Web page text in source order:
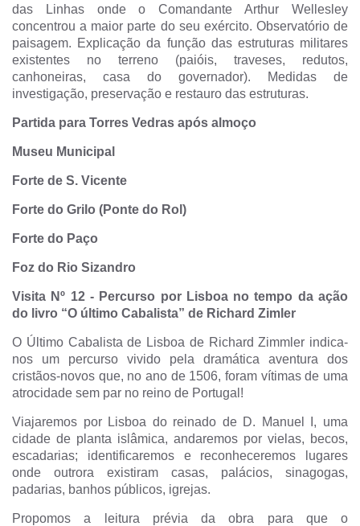
das Linhas onde o Comandante Arthur Wellesley
concentrou a maior parte do seu exército. Observatório de
paisagem. Explicação da função das estruturas militares
existentes no terreno (paióis, traveses, redutos,
canhoneiras, casa do governador). Medidas de
investigação, preservação e restauro das estruturas.
Partida para Torres Vedras após almoço
Museu Municipal
Forte de S. Vicente
Forte do Grilo (Ponte do Rol)
Forte do Paço
Foz do Rio Sizandro
Visita Nº 12- Percurso por Lisboa no tempo da ação
do livro “O último Cabalista” de Richard Zimler
O Último Cabalista de Lisboa de Richard Zimmler indica-
nos um percurso vivido pela dramática aventura dos
cristãos-novos que, no ano de 1506, foram vítimas de uma
atrocidade sem par no reino de Portugal!
Viajaremos por Lisboa do reinado de D. Manuel I, uma
cidade de planta islâmica, andaremos por vielas, becos,
escadarias; identificaremos e reconheceremos lugares
onde outrora existiram casas, palácios, sinagogas,
padarias, banhos públicos, igrejas.
Propomos a leitura prévia da obra para que o